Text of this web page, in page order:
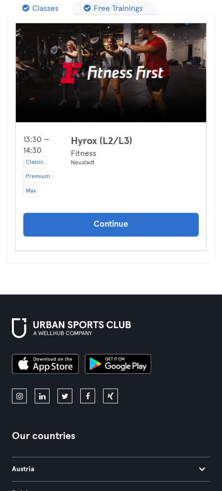
Classes Free Trainings
13:30 —
14:30
Classic
Premium
Max
Hyrox (L2/L3)
Fitness
Neustadt
Continue
Our countries
Austria